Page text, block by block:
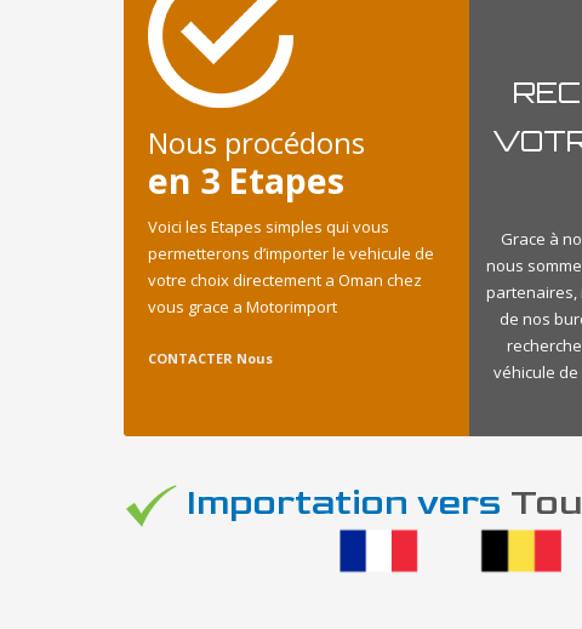
Nous procédons
en 3 Etapes
Voici les Etapes simples qui vous
permetterons d’importer le vehicule de
votre choix directement a Oman chez
vous grace a Motorimport
CONTACTER Nous
Grace à
nous
partenaires,
de nos
véhicule
Importation vers